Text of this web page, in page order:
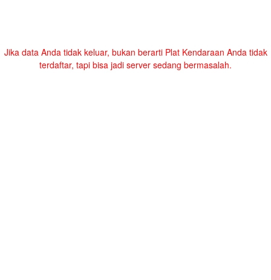
Jika data Anda tidak keluar, bukan berarti Plat Kendaraan Anda tidak
terdaftar, tapi bisa jadi server sedang bermasalah.